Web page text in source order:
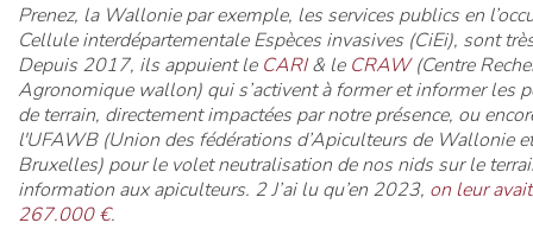
Prenez, la Wallonie par exemple, les services publics en
Cellule interdépartementale Espèces invasives (CiEi), sont
Depuis 2017, ils appuient le CARI& le CRAW(Centre
Agronomique wallon) qui s’activent à former et informer les
de terrain, directement impactées par notre présence, ou
l'UFAWB (Union des fédérations d’Apiculteurs de Wallonie
Bruxelles) pour le volet neutralisation de nos nids sur le
information aux apiculteurs. 2 J’ai lu qu’en 2023, on leur
267.000 €.